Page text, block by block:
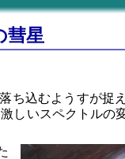
彗星
ち込むようすが捉
しいスペクトルの